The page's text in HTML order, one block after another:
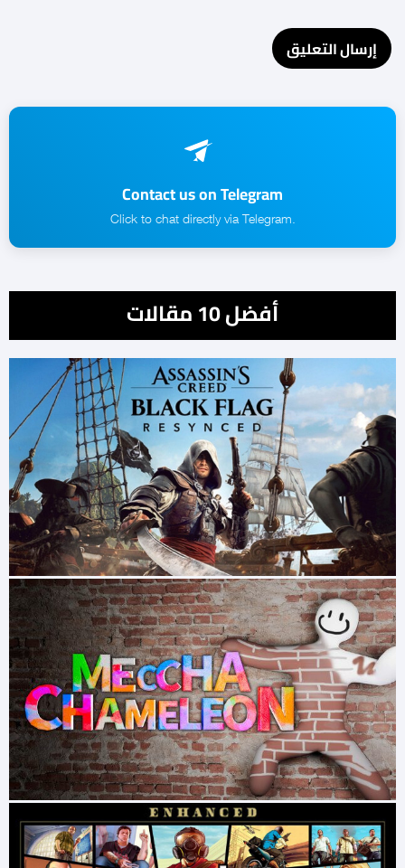
Contact us on Telegram
.Click to chat directly via Telegram
أفضل 10 مقالات